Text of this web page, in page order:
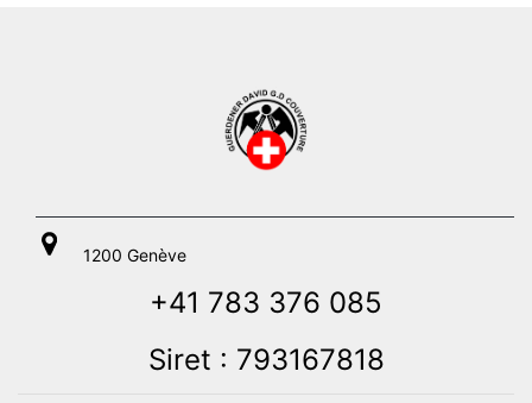
1200 Genève
+41 783 376 085
Siret : 793167818